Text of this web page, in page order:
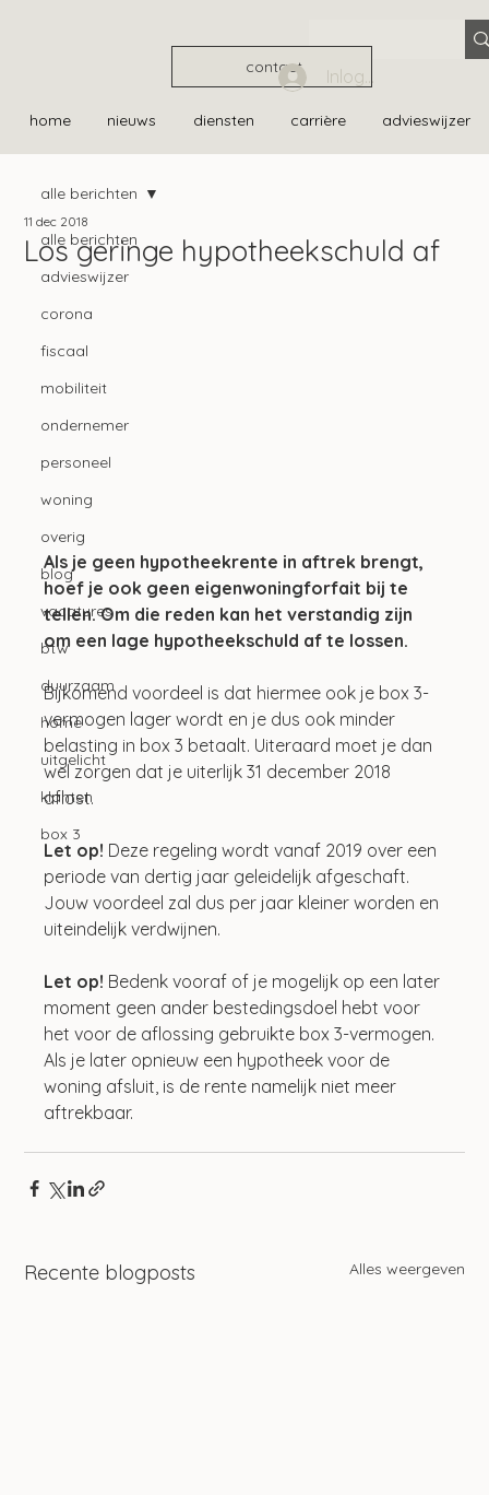
contact
home nieuws diensten carrière advieswijzer
Inloggen
alle berichten
advieswijzer
corona
fiscaal
mobiliteit
ondernemer
personeel
woning
overig
blog
vacatures
btw
duurzaam
home
uitgelicht
klanten
box 3
alle berichten
Los geringe hypotheekschuld af
11 dec 2018
Als je geen hypotheekrente in aftrek brengt,
hoef je ook geen eigenwoningforfait bij te
tellen. Om die reden kan het verstandig zijn
om een lage hypotheekschuld af te lossen.
Bijkomend voordeel is dat hiermee ook je box 3-
vermogen lager wordt en je dus ook minder
belasting in box 3 betaalt. Uiteraard moet je dan
wel zorgen dat je uiterlijk 31 december 2018
aflost.
Let op! Deze regeling wordt vanaf 2019 over een
periode van dertig jaar geleidelijk afgeschaft.
Jouw voordeel zal dus per jaar kleiner worden en
uiteindelijk verdwijnen.
Let op! Bedenk vooraf of je mogelijk op een later
moment geen ander bestedingsdoel hebt voor
het voor de aflossing gebruikte box 3-vermogen.
Als je later opnieuw een hypotheek voor de
woning afsluit, is de rente namelijk niet meer
aftrekbaar.
Recente blogposts Alles weergeven